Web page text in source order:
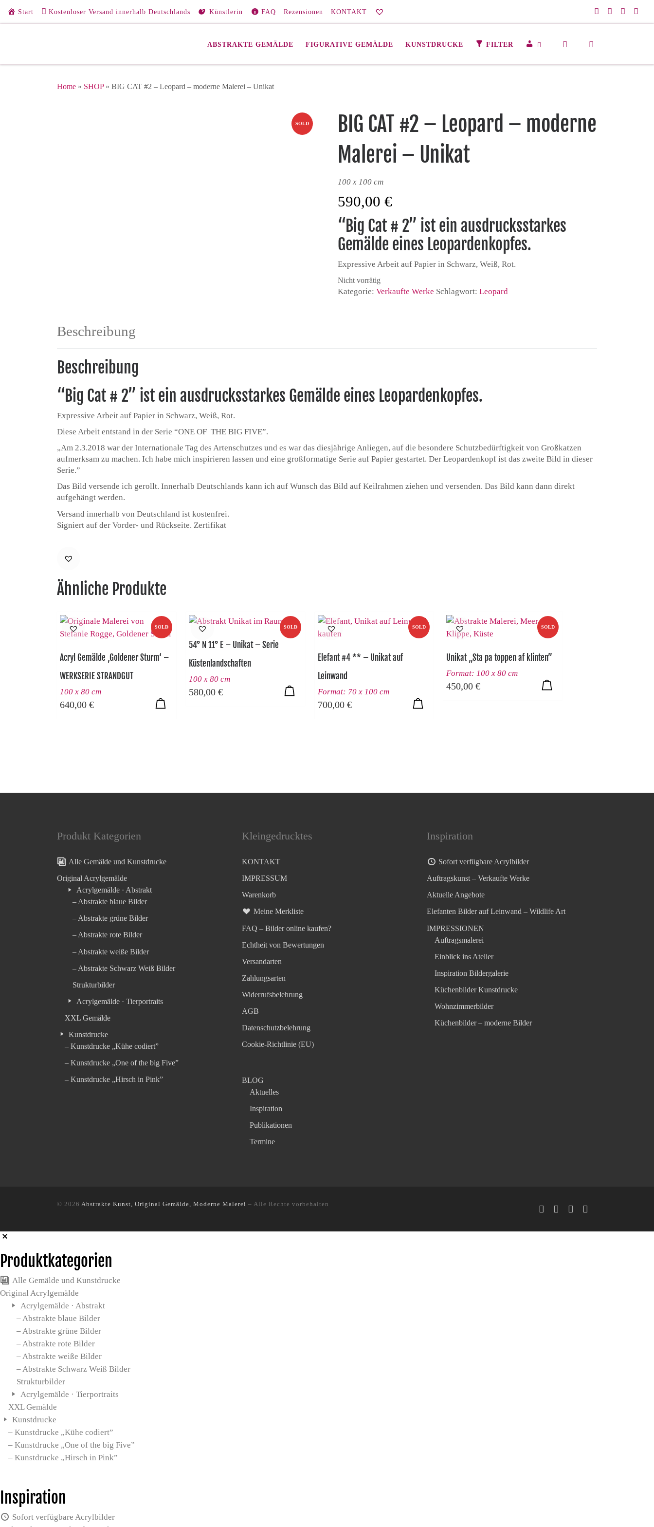
Zum Inhalt springen
Start Kostenloser Versand innerhalb Deutschlands Künstlerin FAQ Rezensionen KONTAKT
ABSTRAKTE GEMÄLDE FIGURATIVE GEMÄLDE KUNSTDRUCKE FILTER
M
I
Search
Home » SHOP» BIG CAT #2 – Leopard – moderne Malerei – Unikat
SOLD
BIG CAT #2 – Leopard – moderne
Malerei – Unikat
100 x 100 cm
590,00€
“Big Cat # 2” ist ein ausdrucksstarkes
Gemälde eines Leopardenkopfes.
Expressive Arbeit auf Papier in Schwarz, Weiß, Rot.
Nicht vorrätig
Kategorie:Verkaufte Werke Schlagwort:Leopard
Beschreibung
Beschreibung
“Big Cat # 2” ist ein ausdrucksstarkes Gemälde eines Leopardenkopfes.
Expressive Arbeit auf Papier in Schwarz, Weiß, Rot.
Diese Arbeit entstand in der Serie “ONE OF THE BIG FIVE”.
„Am 2.3.2018 war der Internationale Tag des Artenschutzes und es war das diesjährige Anliegen, auf die besondere Schutzbedürftigkeit von Großkatzen
aufmerksam zu machen. Ich habe mich inspirieren lassen und eine großformatige Serie auf Papier gestartet. Der Leopardenkopf ist das zweite Bild in dieser
Serie.”
Das Bild versende ich gerollt. Innerhalb Deutschlands kann ich auf Wunsch das Bild auf Keilrahmen ziehen und versenden. Das Bild kann dann direkt
aufgehängt werden.
Versand innerhalb von Deutschland ist kostenfrei.
Signiert auf der Vorder- und Rückseite. Zertifikat
Ähnliche Produkte
SOLD
Acryl Gemälde ‚Goldener Sturm‘ –
WERKSERIE STRANDGUT
100 x 80 cm
640,00 €
SOLD
54° N 11° E – Unikat – Serie
Küstenlandschaften
100 x 80 cm
580,00 €
SOLD
Elefant #4 ** – Unikat auf
Leinwand
Format: 70 x 100 cm
700,00 €
SOLD
Unikat „Sta pa toppen af klinten”
Format: 100 x 80 cm
450,00€
Produkt Kategorien
Alle Gemälde und Kunstdrucke
Original Acrylgemälde
Acrylgemälde · Abstrakt
– Abstrakte blaue Bilder
– Abstrakte grüne Bilder
– Abstrakte rote Bilder
– Abstrakte weiße Bilder
– Abstrakte Schwarz Weiß Bilder
Strukturbilder
Acrylgemälde · Tierportraits
XXL Gemälde
Kunstdrucke
– Kunstdrucke „Kühe codiert”
– Kunstdrucke „One of the big Five”
– Kunstdrucke „Hirsch in Pink”
Kleingedrucktes
KONTAKT
IMPRESSUM
Warenkorb
Meine Merkliste
FAQ – Bilder online kaufen?
Echtheit von Bewertungen
Versandarten
Zahlungsarten
Widerrufsbelehrung
AGB
Datenschutzbelehrung
Cookie-Richtlinie (EU)
BLOG
Aktuelles
Inspiration
Publikationen
Termine
Inspiration
Sofort verfügbare Acrylbilder
Auftragskunst – Verkaufte Werke
Aktuelle Angebote
Elefanten Bilder auf Leinwand – Wildlife Art
IMPRESSIONEN
Auftragsmalerei
Einblick ins Atelier
Inspiration Bildergalerie
Küchenbilder Kunstdrucke
Wohnzimmerbilder
Küchenbilder – moderne Bilder
© 2026 Abstrakte Kunst, Original Gemälde, Moderne Malerei – Alle Rechte vorbehalten
Produktkategorien
Alle Gemälde und Kunstdrucke
Original Acrylgemälde
Acrylgemälde · Abstrakt
– Abstrakte blaue Bilder
– Abstrakte grüne Bilder
– Abstrakte rote Bilder
– Abstrakte weiße Bilder
– Abstrakte Schwarz Weiß Bilder
Strukturbilder
Acrylgemälde · Tierportraits
XXL Gemälde
Kunstdrucke
– Kunstdrucke „Kühe codiert”
– Kunstdrucke „One of the big Five”
– Kunstdrucke „Hirsch in Pink”
Inspiration
Sofort verfügbare Acrylbilder